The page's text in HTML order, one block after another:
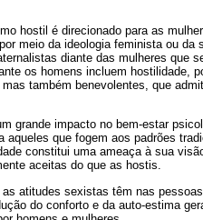
hostil é direcionado para as
meio da ideologia feminista ou da
diante das mulheres que
os homens incluem hostilidade,
também benevolentes, que
grande impacto no bem-estar
que fogem aos padrões
constitui uma ameaça à sua
aceitas do que as hostis.
atitudes sexistas têm nas
do conforto e da auto-estima